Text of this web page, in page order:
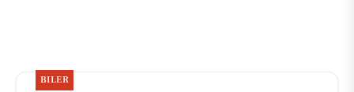
BILER